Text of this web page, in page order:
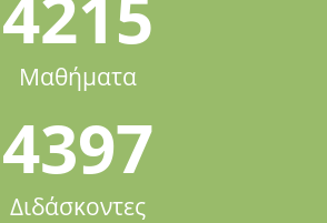
Μαθήματα
4397
Διδάσκοντες